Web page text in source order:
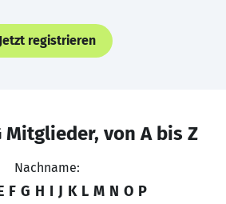
Jetzt registrieren
Mitglieder, von A bis Z
Nachname:
F G H I J K L M N O P